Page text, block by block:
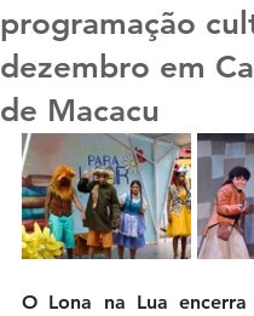
programação
dezembro em
de Macacu
O Lona na Lua